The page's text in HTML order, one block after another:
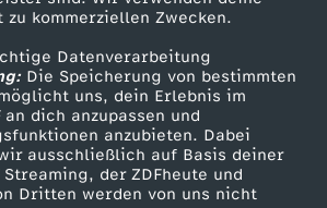
kommerziellen Zwecken.
Datenverarbeitung
Die Speicherung von bestimmten
uns, dein Erlebnis im
an dich anzupassen und
anzubieten. Dabei
ausschließlich auf Basis deiner
Streaming, der ZDFheute und
Dritten werden von uns nicht
Tickets
Zuschauerservice
Hilfe